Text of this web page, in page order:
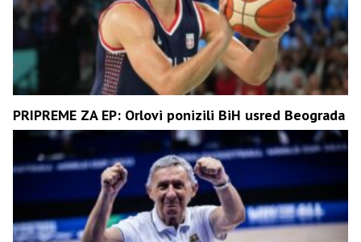
PRIPREME ZA EP: Orlovi ponizili BiH usred Beograda